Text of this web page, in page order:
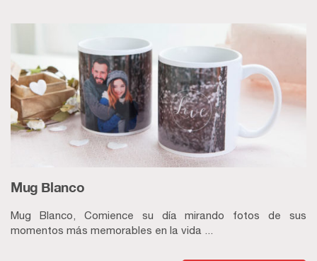
Mug Blanco
Mug Blanco, Comience su día mirando fotos de sus
momentos más memorables en la vida ...